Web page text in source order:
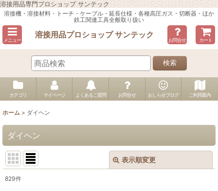
溶接用品専門プロショップ サンテック
溶接機・溶接材料・トーチ・ケーブル・延長仕様・各種高圧ガス・切断器・ほか
鉄工関連工具全般取り扱い
メニュー
溶接用品プロショップ サンテック
お問合せ カート
検索
カテゴリ マイページ よくあるご質問 お問合せ おしらせブログ ご利用案内
ホーム > ダイヘン
ダイヘン
表示順変更
829件